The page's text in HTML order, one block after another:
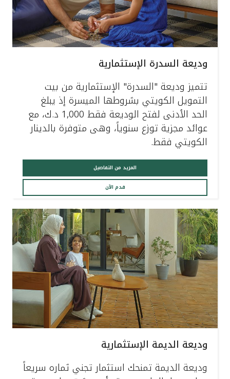
وديعة السدرة الإستثمارية
تتميز وديعة "السدرة" الإستثمارية من بيت
التمويل الكويتي بشروطها الميسرة إذ يبلغ
الحد الأدنى لفتح الوديعة فقط 1,000 د.ك، مع
عوائد مجزية توزع سنوياً، وهى متوفرة بالدينار
الكويتي فقط.
المزيد من التفاصيل
قدم الآن
وديعة الديمة الإستثمارية
وديعة الديمة تمنحك استثمار تجني ثماره سريعاً